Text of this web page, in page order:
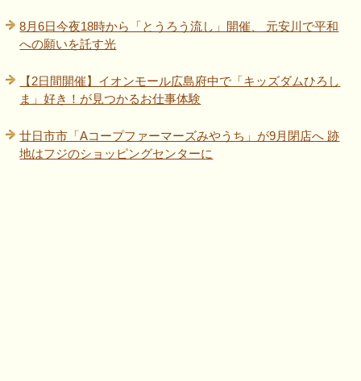
8月6日今夜18時から「とうろう流し」開催、 元安川で平和
への願いを託す光
【2日間開催】イオンモール広島府中で「キッズダムひろし
ま」好き！が見つかるお仕事体験
廿日市市「Aコープファーマーズみやうち」が9月閉店へ 跡
地はフジのショッピングセンターに